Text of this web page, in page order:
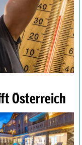
Österreich